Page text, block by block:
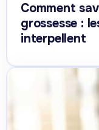
Comment
grossesse :
interpellent